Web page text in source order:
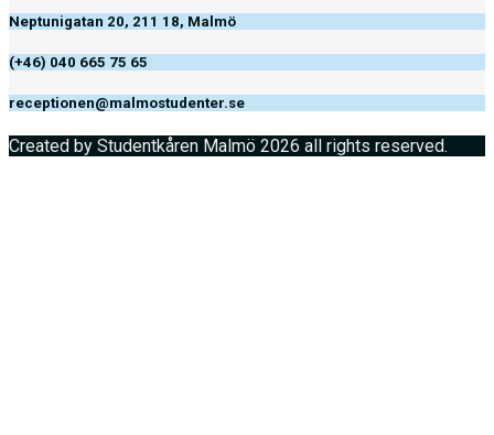
Neptunigatan 20, 211 18, Malmö
(+46) 040 665 75 65
receptionen@malmostudenter.se
Created by Studentkåren Malmö 2026 all rights reserved.